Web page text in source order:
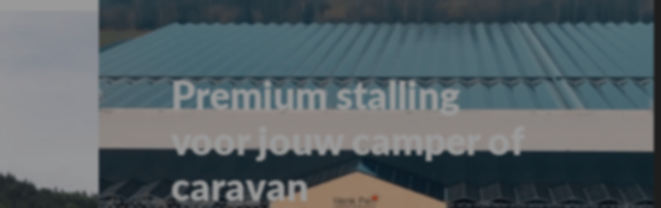
Gemak en
leeftijden
Het verplaatsen van een caravan kan fysiek
caravanmover kunnen kampeerders genieten